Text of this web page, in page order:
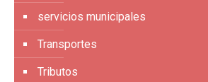
servicios municipales
Transportes
Tributos